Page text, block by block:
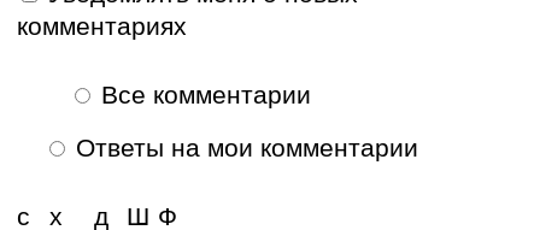
комментариях
Все комментарии
Ответы на мои комментарии
д Ш Ф
с х